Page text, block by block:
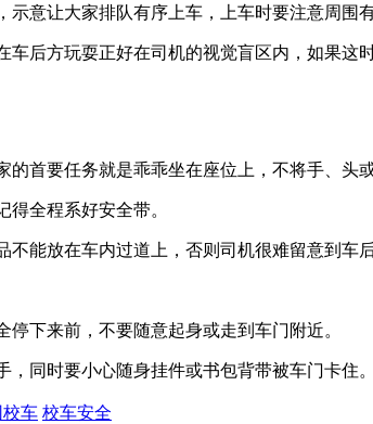
让大家排队有序上车，上车时要注意周围有
方玩耍正好在司机的视觉盲区内，如果这
首要任务就是乖乖坐在座位上，不将手、头或
全程系好安全带。
能放在车内过道上，否则司机很难留意到车后
下来前，不要随意起身或走到车门附近。
同时要小心随身挂件或书包背带被车门卡住。
车 校车安全